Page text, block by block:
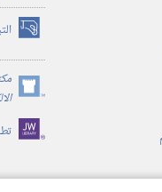
(يفتح
نافذة
جديدة)
(يفتح
نافذة
جديدة)